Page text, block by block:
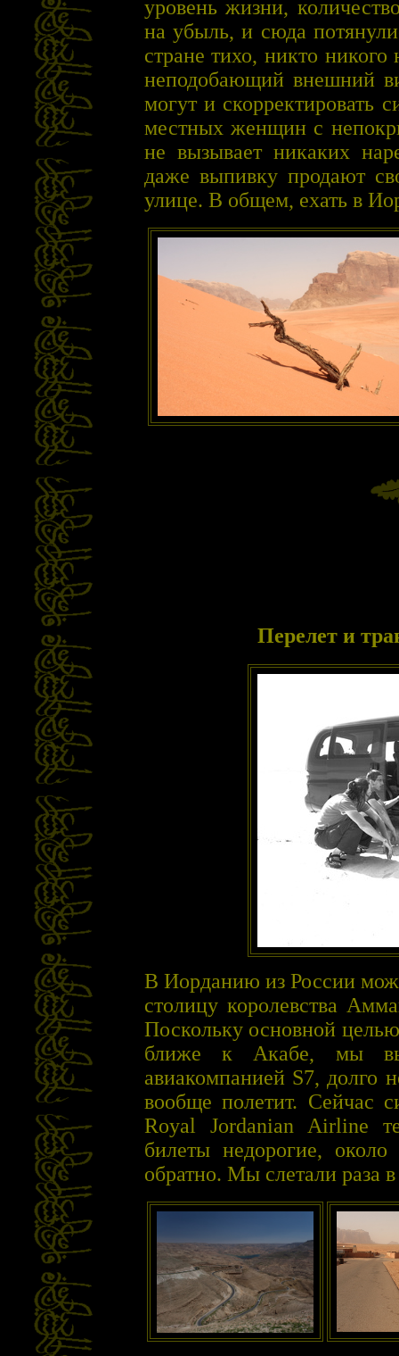
уровень жизни,
на убыль, и сюда
стране тихо, никто
неподобающий внешний
могут и скорректировать
местных женщин с
не вызывает никаких
даже выпивку продают
улице. В общем, ехать в
Перелет и
В Иорданию из России
столицу королевства
Поскольку основной
ближе к Акабе, мы
авиакомпанией S7, долго
вообще полетит. Сейчас
Royal Jordanian Airline
билеты недорогие,
обратно. Мы слетали раза